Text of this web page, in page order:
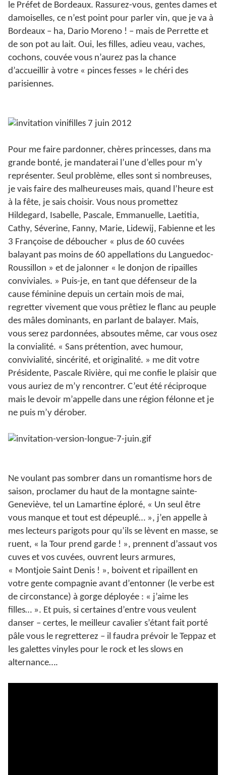
le Préfet de Bordeaux. Rassurez-vous, gentes dames et
damoiselles, ce n’est point pour parler vin, que je va à
Bordeaux – ha, Dario Moreno ! – mais de Perrette et
de son pot au lait. Oui, les filles, adieu veau, vaches,
cochons, couvée vous n’aurez pas la chance
d’accueillir à votre « pinces fesses » le chéri des
parisiennes.
Pour me faire pardonner, chères princesses, dans ma
grande bonté, je mandaterai l’une d’elles pour m’y
représenter. Seul problème, elles sont si nombreuses,
je vais faire des malheureuses mais, quand l’heure est
à la fête, je sais choisir. Vous nous promettez
Hildegard, Isabelle, Pascale, Emmanuelle, Laetitia,
Cathy, Séverine, Fanny, Marie, Lidewij, Fabienne et les
3 Françoise de déboucher « plus de 60 cuvées
balayant pas moins de 60 appellations du Languedoc-
Roussillon » et de jalonner « le donjon de ripailles
conviviales. » Puis-je, en tant que défenseur de la
cause féminine depuis un certain mois de mai,
regretter vivement que vous prêtiez le flanc au peuple
des mâles dominants, en parlant de balayer. Mais,
vous serez pardonnées, absoutes même, car vous osez
la convialité. « Sans prétention, avec humour,
convivialité, sincérité, et originalité. » me dit votre
Présidente, Pascale Rivière, qui me confie le plaisir que
vous auriez de m’y rencontrer. C’eut été réciproque
mais le devoir m’appelle dans une région félonne et je
ne puis m’y dérober.
Ne voulant pas sombrer dans un romantisme hors de
saison, proclamer du haut de la montagne sainte-
Geneviève, tel un Lamartine éploré, « Un seul être
vous manque et tout est dépeuplé… », j’en appelle à
mes lecteurs parigots pour qu’ils se lèvent en masse, se
ruent, « la Tour prend garde ! », prennent d’assaut vos
cuves et vos cuvées, ouvrent leurs armures,
« Montjoie Saint Denis ! », boivent et ripaillent en
votre gente compagnie avant d’entonner (le verbe est
de circonstance) à gorge déployée : « j’aime les
filles… ». Et puis, si certaines d’entre vous veulent
danser – certes, le meilleur cavalier s’étant fait porté
pâle vous le regretterez – il faudra prévoir le Teppaz et
les galettes vinyles pour le rock et les slows en
alternance….